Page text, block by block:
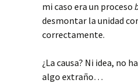
mi caso era un proceso
desmontar la unidad
correctamente.
¿La causa? Ni idea, no
algo extraño…